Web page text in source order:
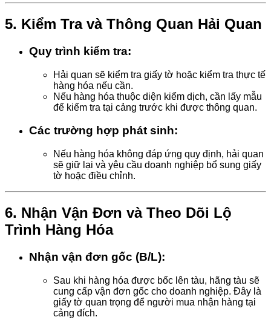
5. Kiểm Tra và Thông Quan Hải Quan
Quy trình kiểm tra:
Hải quan sẽ kiểm tra giấy tờ hoặc kiểm tra thực tế
hàng hóa nếu cần.
Nếu hàng hóa thuộc diện kiểm dịch, cần lấy mẫu
để kiểm tra tại cảng trước khi được thông quan.
Các trường hợp phát sinh:
Nếu hàng hóa không đáp ứng quy định, hải quan
sẽ giữ lại và yêu cầu doanh nghiệp bổ sung giấy
tờ hoặc điều chỉnh.
6. Nhận Vận Đơn và Theo Dõi Lộ
Trình Hàng Hóa
Nhận vận đơn gốc (B/L):
Sau khi hàng hóa được bốc lên tàu, hãng tàu sẽ
cung cấp vận đơn gốc cho doanh nghiệp. Đây là
giấy tờ quan trọng để người mua nhận hàng tại
cảng đích.